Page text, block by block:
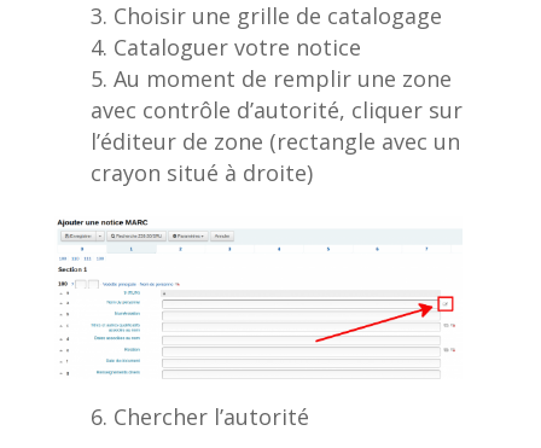
Choisir une grille de catalogage
Cataloguer votre notice
Au moment de remplir une zone
avec contrôle d’autorité, cliquer sur
l’éditeur de zone (rectangle avec un
crayon situé à droite)
Chercher l’autorité